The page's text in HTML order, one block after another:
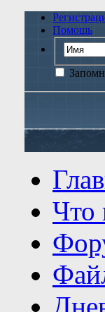
Помощь
Что